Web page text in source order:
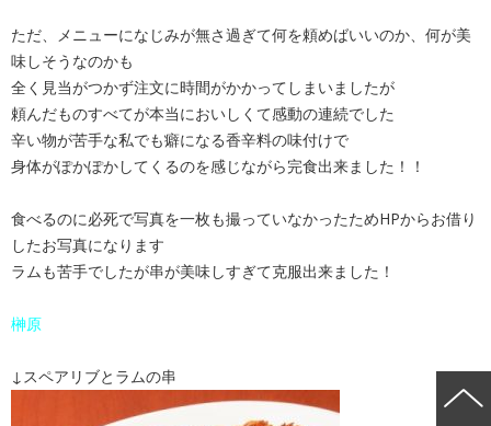
ただ、メニューになじみが無さ過ぎて何を頼めばいいのか、何が美
味しそうなのかも
全く見当がつかず注文に時間がかかってしまいましたが
頼んだものすべてが本当においしくて感動の連続でした
辛い物が苦手な私でも癖になる香辛料の味付けで
身体がぽかぽかしてくるのを感じながら完食出来ました！！
食べるのに必死で写真を一枚も撮っていなかったためHPからお借り
したお写真になります
ラムも苦手でしたが串が美味しすぎて克服出来ました！
榊原
↓スペアリブとラムの串